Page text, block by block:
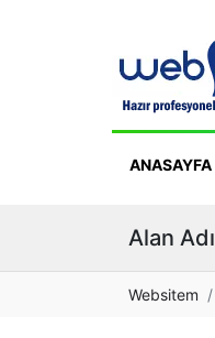
ANASAYFA
Alan
Websitem